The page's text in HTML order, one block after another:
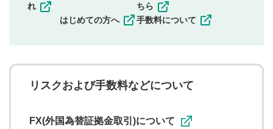
一度投稿した評価およびコメントの変更・削除はできま
ことを承諾したものとします。また、利用者は、コメント
に関する著作者人格権を行使しないことに同意します。利
用者が投稿したコメントは、当社サービスの広告・宣伝、
ることがあります。
れ
はじめての方へ
ちら
手数料について
リスクおよび手数料などについて
FX(外国為替証拠金取引)について